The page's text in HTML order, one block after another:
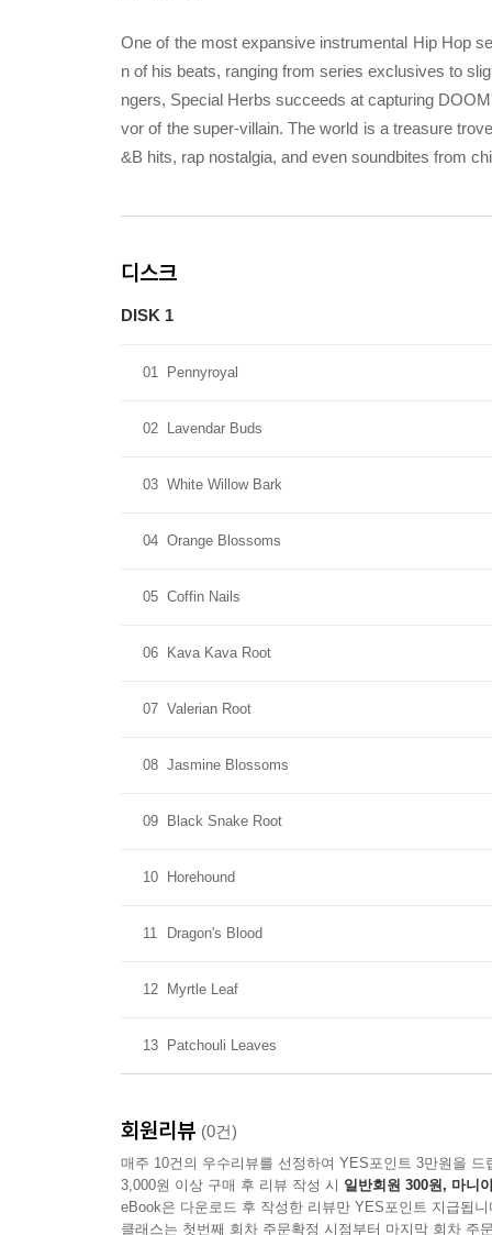
One of the most expansive instrumental Hip Hop
n of his beats, ranging from series exclusives to
ngers, Special Herbs succeeds at capturing
vor of the super-villain. The world is a treasure
&B hits, rap nostalgia, and even soundbites from
디스크
DISK 1
01 Pennyroyal
02 Lavendar Buds
03 White Willow Bark
04 Orange Blossoms
05 Coffin Nails
06 Kava Kava Root
07 Valerian Root
08 Jasmine Blossoms
09 Black Snake Root
10 Horehound
11 Dragon's Blood
12 Myrtle Leaf
13 Patchouli Leaves
회원리뷰 (0건)
매주 10건의 우수리뷰를 선정하여 YES포인트 3만원을 드
3,000원 이상 구매 후 리뷰 작성 시 일반회원 300원, 마니
eBook은 다운로드 후 작성한 리뷰만 YES포인트 지급됩니
클래스는 첫번째 회차 주문확정 시점부터 마지막 회차 주